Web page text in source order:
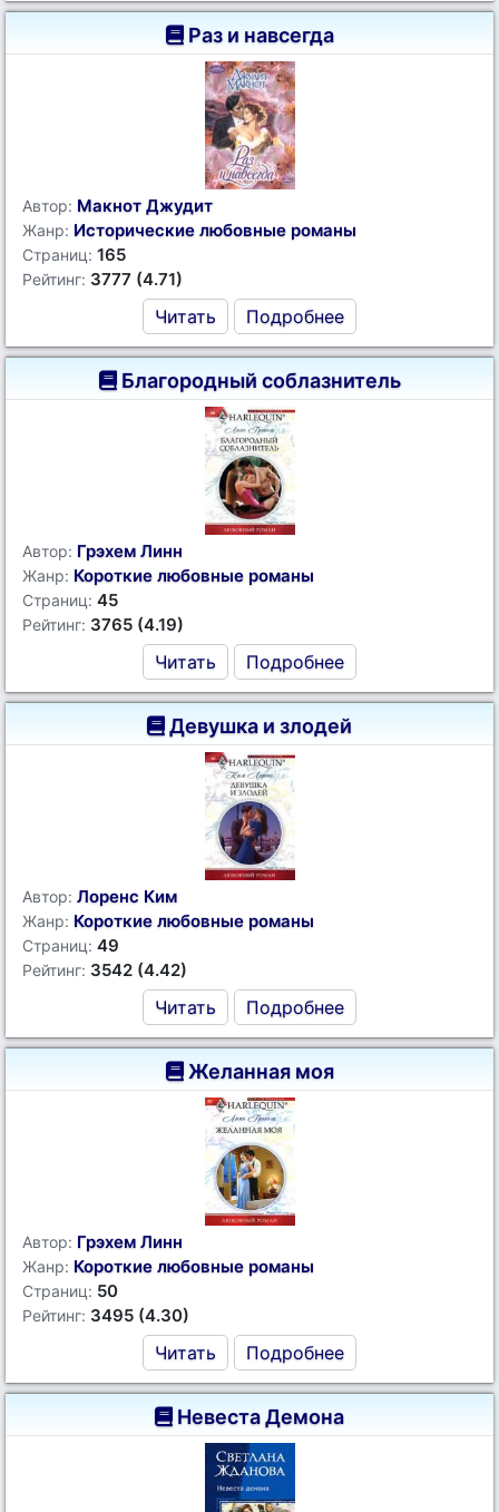
Раз и навсегда
Автор: Макнот Джудит
Жанр: Исторические любовные романы
Страниц: 165
Рейтинг: 3777 (4.71)
Читать Подробнее
Благородный соблазнитель
Автор: Грэхем Линн
Жанр: Короткие любовные романы
Страниц: 45
Рейтинг: 3765 (4.19)
Читать Подробнее
Девушка и злодей
Автор: Лоренс Ким
Жанр: Короткие любовные романы
Страниц: 49
Рейтинг: 3542 (4.42)
Читать Подробнее
Желанная моя
Автор: Грэхем Линн
Жанр: Короткие любовные романы
Страниц: 50
Рейтинг: 3495 (4.30)
Читать Подробнее
Невеста Демона